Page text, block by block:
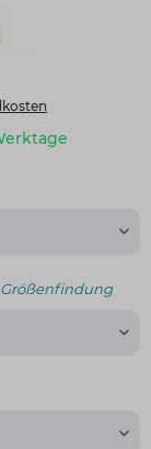
Größenfindung